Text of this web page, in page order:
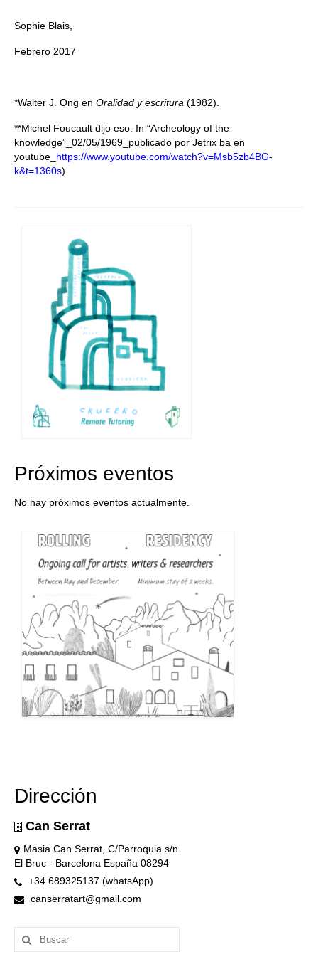
Sophie Blais,
Febrero 2017
*Walter J. Ong en Oralidad y escritura (1982).
**Michel Foucault dijo eso. In “Archeology of the
knowledge”_02/05/1969_publicado por Jetrix ba en
youtube_ https://www.youtube.com/watch?v=Msb5zb4BG-
k&t=1360s).
Próximos eventos
No hay próximos eventos actualmente.
Dirección
Can Serrat
Masia Can Serrat, C/Parroquia s/n
El Bruc - Barcelona España 08294
+34 689325137 (whatsApp)
canserratart@gmail.com
Buscar
por: